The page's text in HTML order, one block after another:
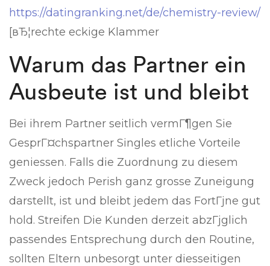
https://datingranking.net/de/chemistry-review/
[вЂ¦rechte eckige Klammer
Warum das Partner ein
Ausbeute ist und bleibt
Bei ihrem Partner seitlich vermГ¶gen Sie
GesprГ¤chspartner Singles etliche Vorteile
geniessen. Falls die Zuordnung zu diesem
Zweck jedoch Perish ganz grosse Zuneigung
darstellt, ist und bleibt jedem das FortГјne gut
hold. Streifen Die Kunden derzeit abzГјglich
passendes Entsprechung durch den Routine,
sollten Eltern unbesorgt unter diesseitigen